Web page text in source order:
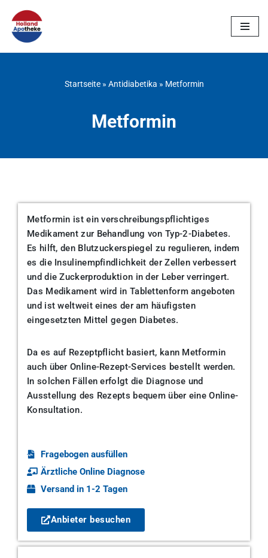
Zum
Inhalt
Startseite» Antidiabetika » Metformin
Metformin
Metformin ist ein verschreibungspflichtiges
Medikament zur Behandlung von Typ-2-Diabetes.
Es hilft, den Blutzuckerspiegel zu regulieren, indem
es die Insulinempfindlichkeit der Zellen verbessert
und die Zuckerproduktion in der Leber verringert.
Das Medikament wird in Tablettenform angeboten
und ist weltweit eines der am häufigsten
eingesetzten Mittel gegen Diabetes.
Da es auf Rezeptpflicht basiert, kann Metformin
auch über Online-Rezept-Services bestellt werden.
In solchen Fällen erfolgt die Diagnose und
Ausstellung des Rezepts bequem über eine Online-
Konsultation.
Fragebogen ausfüllen
Ärztliche Online Diagnose
Versand in 1-2 Tagen
Anbieter besuchen